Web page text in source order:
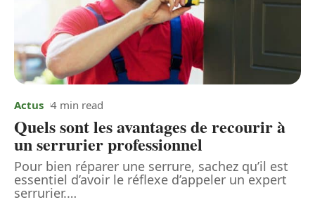
Actus 4 min read
Quels sont les avantages de recourir à
un serrurier professionnel
Pour bien réparer une serrure, sachez qu’il est
essentiel d’avoir le réflexe d’appeler un expert
serrurier.…